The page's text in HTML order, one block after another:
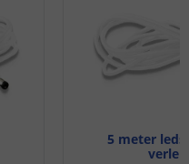
5 meter